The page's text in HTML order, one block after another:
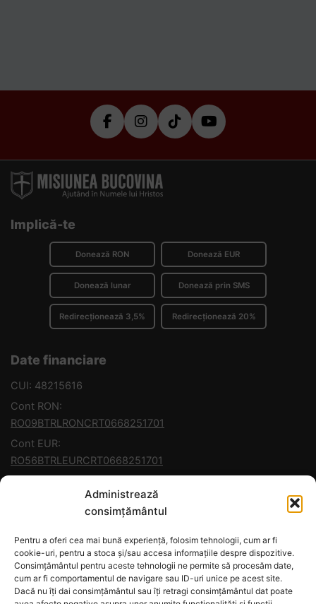
Administrează
consimțământul
Pentru a oferi cea mai bună experiență, folosim tehnologii, cum ar fi
cookie-uri, pentru a stoca și/sau accesa informațiile despre dispozitive.
Consimțământul pentru aceste tehnologii ne permite să procesăm date,
cum ar fi comportamentul de navigare sau ID-uri unice pe acest site.
Dacă nu îți dai consimțământul sau îți retragi consimțământul dat poate
Implică-te
Donează RON Donează EUR
Donează lunar Donează prin SMS
Redirecționează 3,5% Redirecționează 20%
Date financiare
CUI: 48215616
Cont RON:
RO09BTRLRONCRT0668251701
Cont EUR:
RO56BTRLEURCRT0668251701
+40 745 871 547
+40 756 461 659
contact@misiuneabucovina.org